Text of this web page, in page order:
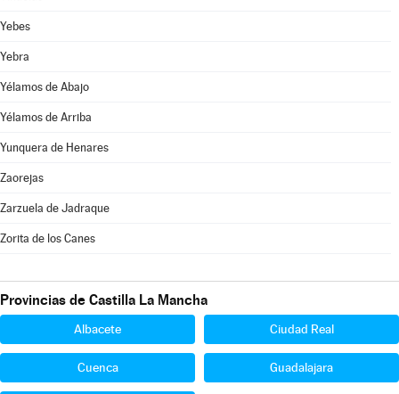
Yebes
Yebra
Yélamos de Abajo
Yélamos de Arriba
Yunquera de Henares
Zaorejas
Zarzuela de Jadraque
Zorita de los Canes
Provincias de Castilla La Mancha
Albacete Ciudad Real
Cuenca Guadalajara